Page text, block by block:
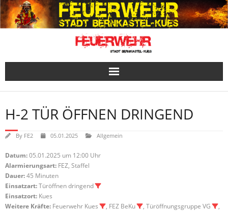
Skip
to
content
H-2 TÜR ÖFFNEN DRINGEND
By FE2 05.01.2025 Allgemein
Datum:05.01.2025 um 12:00 Uhr
Alarmierungsart: FEZ, Staffel
Dauer:45 Minuten
Einsatzart:Türöffnen dringend
Einsatzort: Kues
Weitere Kräfte: Feuerwehr Kues , FEZ BeKu , Türöffnungsgruppe VG
,